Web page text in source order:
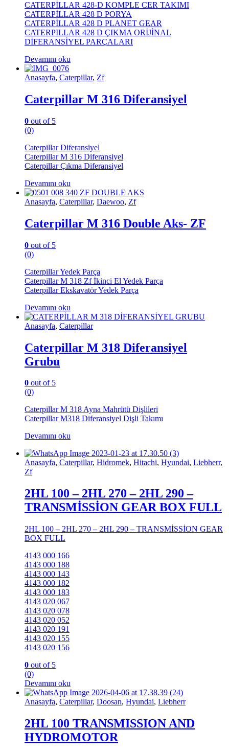
CATERPİLLAR 428-D KOMPLE CER TAKIMI
CATERPİLLAR 428 D PORYA
CATERPİLLAR 428 D PLANET GEAR
CATERPILLAR 428 D ÇIKMA ORİJİNAL
DİFERANSİYEL PARÇALARI
Devamını oku
Anasayfa, Caterpillar, Zf
Caterpillar M 316 Diferansiyel
0 out of 5
(0)
Caterpillar Diferansiyel
Caterpillar M 316 Diferansiyel
Caterpillar Çıkma Diferansiyel
Devamını oku
Anasayfa, Caterpillar, Daewoo, Zf
Caterpillar M 316 Double Aks- ZF
0 out of 5
(0)
Caterpillar Yedek Parça
Caterpillar M 318 Zf İkinci El Yedek Parça
Caterpillar Ekskavatör Yedek Parça
Devamını oku
Anasayfa, Caterpillar
Caterpillar M 318 Diferansiyel
Grubu
0 out of 5
(0)
Caterpillar M 318 Ayna Mahrütü Dişlileri
Caterpillar M318 Diferansiyel Dişli Takımı
Devamını oku
Anasayfa, Caterpillar, Hidromek, Hitachi, Hyundai, Liebherr,
Zf
2HL 100 – 2HL 270 – 2HL 290 –
TRANSMİSSİON GEAR BOX FULL
2HL 100 – 2HL 270 – 2HL 290 – TRANSMİSSİON GEAR
BOX FULL
4143 000 166
4143 000 188
4143 000 143
4143 000 182
4143 000 183
4143 020 067
4143 020 078
4143 020 052
4143 020 191
4143 020 155
4143 020 156
0 out of 5
(0)
Devamını oku
Anasayfa, Caterpillar, Doosan, Hyundai, Liebherr
2HL 100 TRANSMISSION AND
HYDROMOTOR